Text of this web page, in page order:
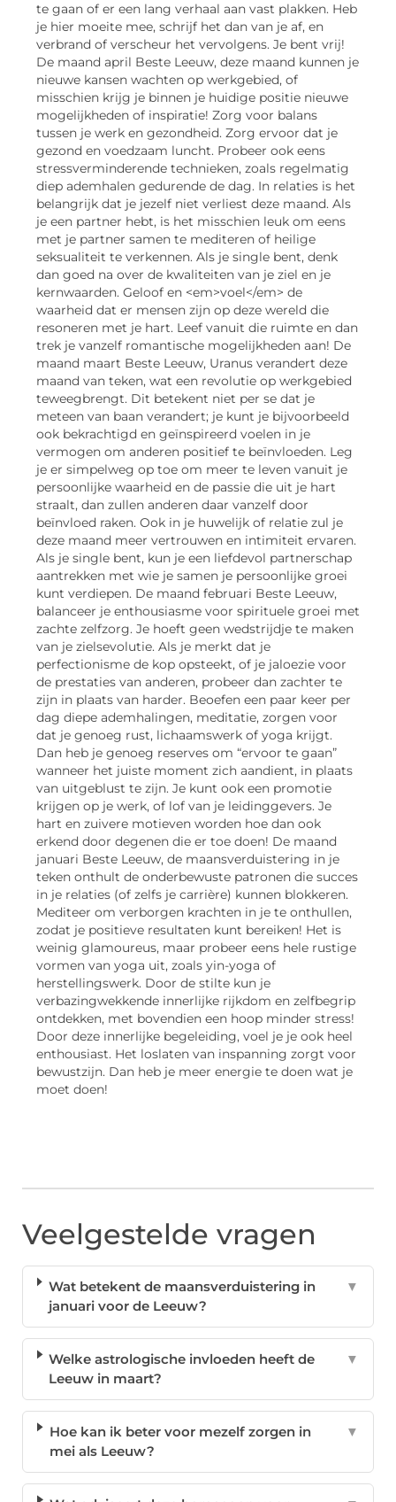
te gaan of er een lang verhaal aan vast plakken. Heb
je hier moeite mee, schrijf het dan van je af, en
verbrand of verscheur het vervolgens. Je bent vrij!
De maand april Beste Leeuw, deze maand kunnen je
nieuwe kansen wachten op werkgebied, of
misschien krijg je binnen je huidige positie nieuwe
mogelijkheden of inspiratie! Zorg voor balans
tussen je werk en gezondheid. Zorg ervoor dat je
gezond en voedzaam luncht. Probeer ook eens
stressverminderende technieken, zoals regelmatig
diep ademhalen gedurende de dag. In relaties is het
belangrijk dat je jezelf niet verliest deze maand. Als
je een partner hebt, is het misschien leuk om eens
met je partner samen te mediteren of heilige
seksualiteit te verkennen. Als je single bent, denk
dan goed na over de kwaliteiten van je ziel en je
kernwaarden. Geloof en <em>voel</em> de
waarheid dat er mensen zijn op deze wereld die
resoneren met je hart. Leef vanuit die ruimte en dan
trek je vanzelf romantische mogelijkheden aan! De
maand maart Beste Leeuw, Uranus verandert deze
maand van teken, wat een revolutie op werkgebied
teweegbrengt. Dit betekent niet per se dat je
meteen van baan verandert; je kunt je bijvoorbeeld
ook bekrachtigd en geïnspireerd voelen in je
vermogen om anderen positief te beïnvloeden. Leg
je er simpelweg op toe om meer te leven vanuit je
persoonlijke waarheid en de passie die uit je hart
straalt, dan zullen anderen daar vanzelf door
beïnvloed raken. Ook in je huwelijk of relatie zul je
deze maand meer vertrouwen en intimiteit ervaren.
Als je single bent, kun je een liefdevol partnerschap
aantrekken met wie je samen je persoonlijke groei
kunt verdiepen. De maand februari Beste Leeuw,
balanceer je enthousiasme voor spirituele groei met
zachte zelfzorg. Je hoeft geen wedstrijdje te maken
van je zielsevolutie. Als je merkt dat je
perfectionisme de kop opsteekt, of je jaloezie voor
de prestaties van anderen, probeer dan zachter te
zijn in plaats van harder. Beoefen een paar keer per
dag diepe ademhalingen, meditatie, zorgen voor
dat je genoeg rust, lichaamswerk of yoga krijgt.
Dan heb je genoeg reserves om “ervoor te gaan”
wanneer het juiste moment zich aandient, in plaats
van uitgeblust te zijn. Je kunt ook een promotie
krijgen op je werk, of lof van je leidinggevers. Je
hart en zuivere motieven worden hoe dan ook
erkend door degenen die er toe doen! De maand
januari Beste Leeuw, de maansverduistering in je
teken onthult de onderbewuste patronen die succes
in je relaties (of zelfs je carrière) kunnen blokkeren.
Mediteer om verborgen krachten in je te onthullen,
zodat je positieve resultaten kunt bereiken! Het is
weinig glamoureus, maar probeer eens hele rustige
vormen van yoga uit, zoals yin-yoga of
herstellingswerk. Door de stilte kun je
verbazingwekkende innerlijke rijkdom en zelfbegrip
ontdekken, met bovendien een hoop minder stress!
Door deze innerlijke begeleiding, voel je je ook heel
enthousiast. Het loslaten van inspanning zorgt voor
bewustzijn. Dan heb je meer energie te doen wat je
moet doen!
Veelgestelde vragen
Wat betekent de maansverduistering in
januari voor de Leeuw?
▼
Welke astrologische invloeden heeft de
Leeuw in maart?
▼
Hoe kan ik beter voor mezelf zorgen in
mei als Leeuw?
▼